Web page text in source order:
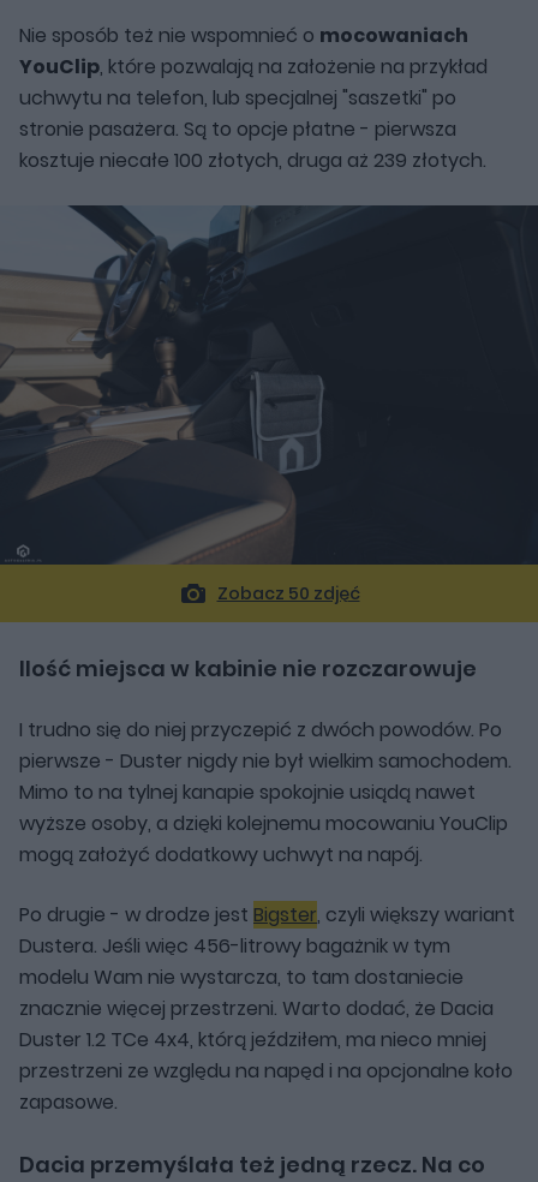
Nie sposób też nie wspomnieć o mocowaniach
YouClip, które pozwalają na założenie na przykład
uchwytu na telefon, lub specjalnej "saszetki" po
stronie pasażera. Są to opcje płatne - pierwsza
kosztuje niecałe 100 złotych, druga aż 239 złotych.
Zobacz 50 zdjęć
Ilość miejsca w kabinie nie rozczarowuje
I trudno się do niej przyczepić z dwóch powodów. Po
pierwsze - Duster nigdy nie był wielkim samochodem.
Mimo to na tylnej kanapie spokojnie usiądą nawet
wyższe osoby, a dzięki kolejnemu mocowaniu YouClip
mogą założyć dodatkowy uchwyt na napój.
Po drugie - w drodze jest Bigster, czyli większy wariant
Dustera. Jeśli więc 456-litrowy bagażnik w tym
modelu Wam nie wystarcza, to tam dostaniecie
znacznie więcej przestrzeni. Warto dodać, że Dacia
Duster 1.2 TCe 4x4, którą jeździłem, ma nieco mniej
przestrzeni ze względu na napęd i na opcjonalne koło
zapasowe.
Dacia przemyślała też jedną rzecz. Na co